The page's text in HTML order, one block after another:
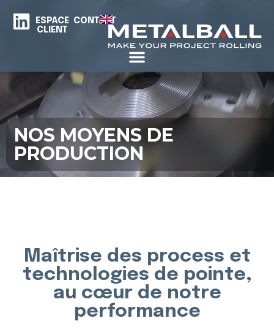
ESPACE
CLIENT
CONTACT
NOS MOYENS DE
PRODUCTION
Maîtrise des process et
technologies de pointe,
au cœur de notre
performance